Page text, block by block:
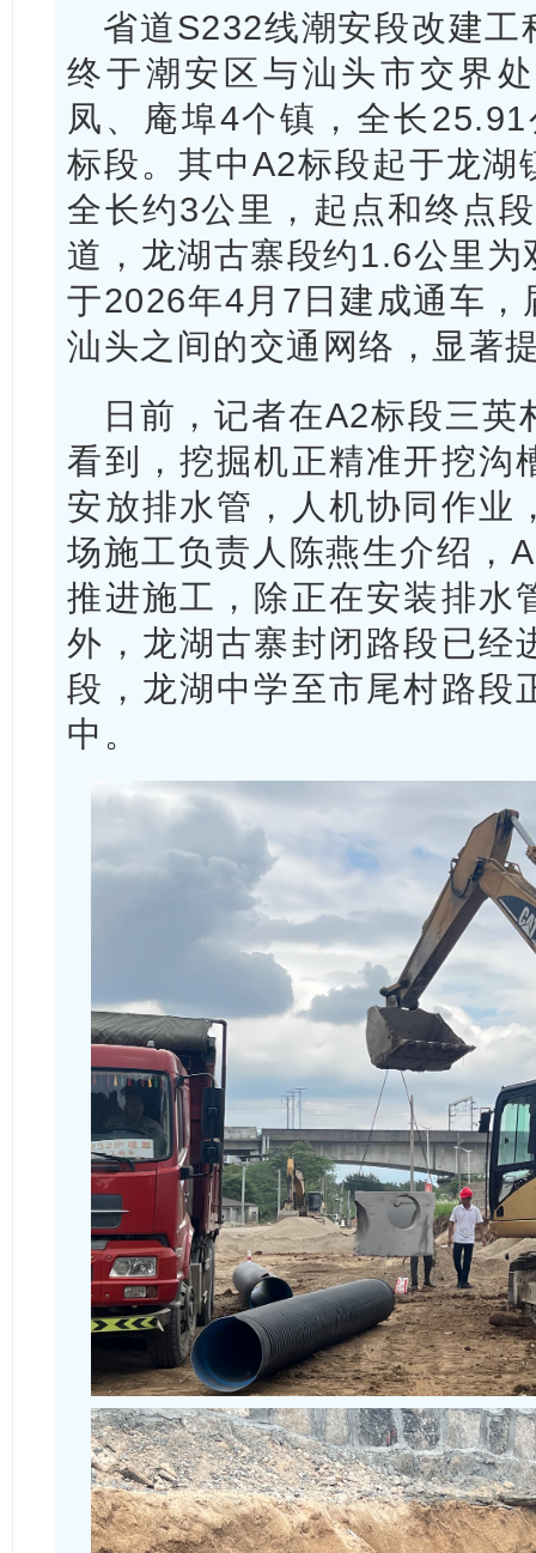
省道S232线潮安段改建
终于潮安区与汕头市交界
凤、庵埠4个镇，全长
标段。其中A2标段起于龙湖
全长约3公里，起点和终点
道，龙湖古寨段约1.6公里
于2026年4月7日建成通车
汕头之间的交通网络，显著
日前，记者在A2标段三
看到，挖掘机正精准开挖沟
安放排水管，人机协同作业
场施工负责人陈燕生介绍，
推进施工，除正在安装排水
外，龙湖古寨封闭路段已经
段，龙湖中学至市尾村路段
中。